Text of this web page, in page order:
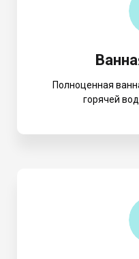
Полноценная
горячей